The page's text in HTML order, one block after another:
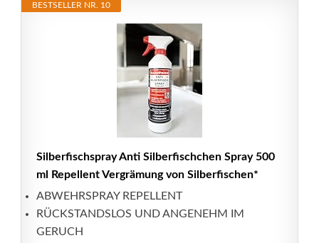
BESTSELLER NR. 10
Silberfischspray Anti Silberfischchen Spray 500
ml Repellent Vergrämung von Silberfischen*
ABWEHRSPRAY REPELLENT
RÜCKSTANDSLOS UND ANGENEHM IM
GERUCH